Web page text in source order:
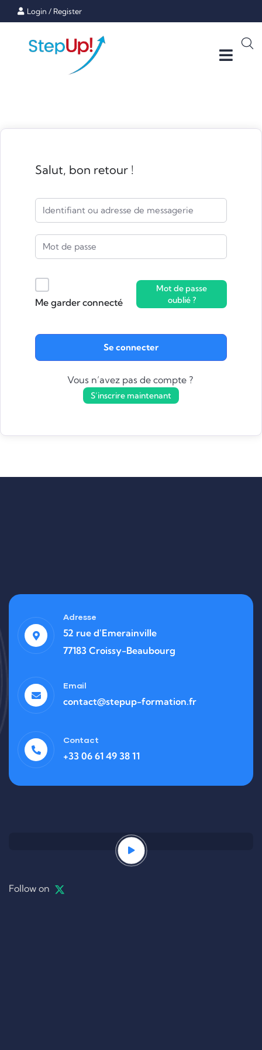
Login / Register
Salut, bon retour !
Me garder connecté
Mot de passe
oublié ?
Se connecter
Vous n’avez pas de compte ?
S’inscrire maintenant
Adresse
52 rue d'Emerainville
77183 Croissy-Beaubourg
Email
contact@stepup-formation.fr
Contact
+33 06 61 49 38 11
Follow on